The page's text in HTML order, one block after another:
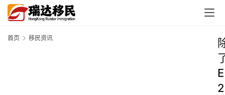
首页 移民资讯
E
2